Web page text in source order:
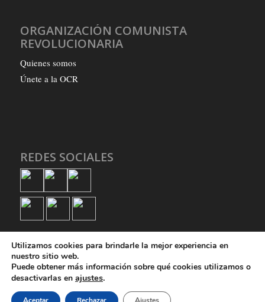
ORGANIZACIÓN COMUNISTA
REVOLUCIONARIA
Quienes somos
Únete a la OCR
REDES SOCIALES
Utilizamos cookies para brindarle la mejor experiencia en
nuestro sitio web.
Puede obtener más información sobre qué cookies utilizamos o
desactivarlas en ajustes.